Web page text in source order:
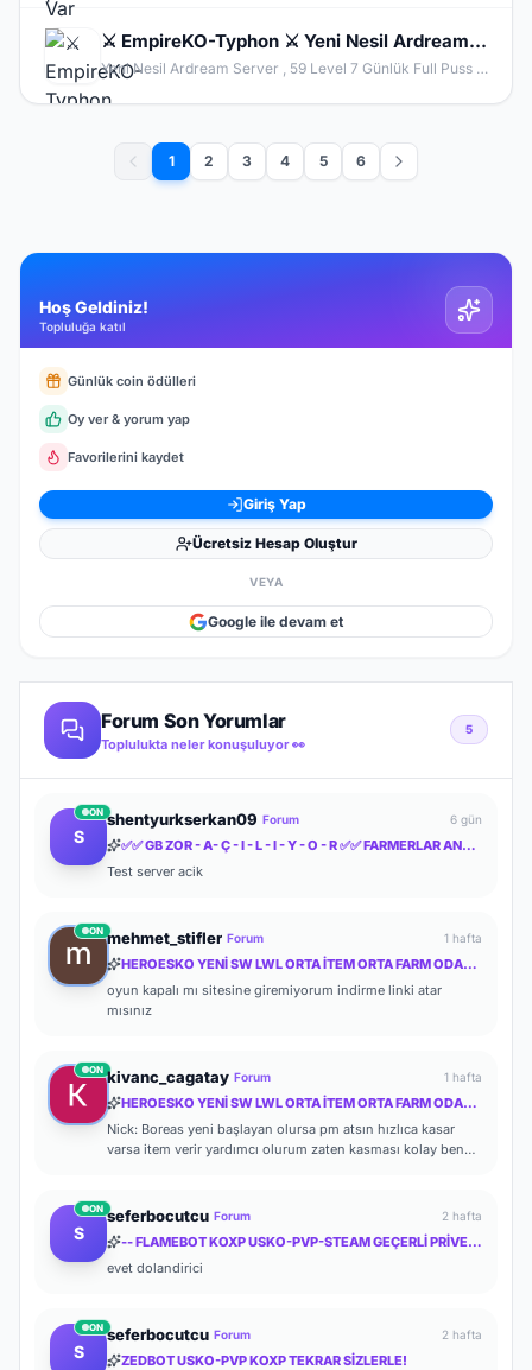
⚔️ EmpireKO-Typhon ⚔️ Yeni Nesil Ardream Server v2508 - DX11 ⚔️Official Açıldı⚔️
Yeni Nesil Ardream Server , 59 Level 7 Günlük Full Puss Başlangıç Genie, Clan Premium, Speed Potion, Superior Cab ücretsizdir.
1 2 3 4 5 6
Hoş Geldiniz!
Topluluğa katıl
Günlük coin ödülleri
Oy ver & yorum yap
Favorilerini kaydet
Giriş Yap
Ücretsiz Hesap Oluştur
VEYA
Google ile devam et
Forum Son Yorumlar
Toplulukta neler konuşuluyor 👀
5
S
ON shentyurkserkan09 Forum 6 gün
✅✅ GB ZOR - A- Ç - I - L - I - Y - O - R ✅✅ FARMERLAR ANLADI BİLE !! MYTHKO 20:00 'da ONLİNE ✅✅
Test server acik
ON mehmet_stifler Forum 1 hafta
HEROESKO YENİ SW LWL ORTA İTEM ORTA FARM ODAKLI HERKESİ BEKLERİZ
oyun kapalı mı sitesine giremiyorum indirme linki atar
mısınız
ON kivanc_cagatay Forum 1 hafta
HEROESKO YENİ SW LWL ORTA İTEM ORTA FARM ODAKLI HERKESİ BEKLERİZ
Nick: Boreas yeni başlayan olursa pm atsın hızlıca kasar
varsa item verir yardımcı olurum zaten kasması kolay ben
S
ON seferbocutcu Forum 2 hafta
-- FLAMEBOT KOXP USKO-PVP-STEAM GEÇERLİ PRİVETE KOXP--
evet dolandirici
S
ON seferbocutcu Forum 2 hafta
ZEDBOT USKO-PVP KOXP TEKRAR SİZLERLE!